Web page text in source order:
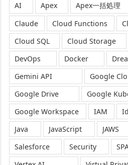
AI Apex Apex一括処理
Claude
Cloud Functions
Cloud SQL
Cloud Storage
DevOps
Docker
Gemini API
Google
Google Drive
Google
Google Workspace
IAM
Java
JavaScript JAWS
Salesforce
Security